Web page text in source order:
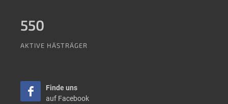
550
AKTIVE HÄSTRÄGER
Finde uns
auf Facebook